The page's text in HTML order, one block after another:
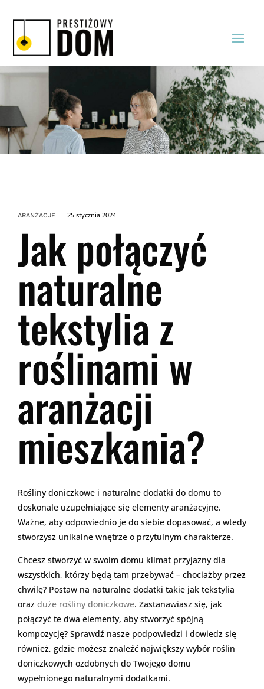
ARANŻACJE 25 stycznia 2024
Jak połączyć
naturalne
tekstylia z
roślinami w
aranżacji
mieszkania?
Rośliny doniczkowe i naturalne dodatki do domu to
doskonale uzupełniające się elementy aranżacyjne.
Ważne, aby odpowiednio je do siebie dopasować, a wtedy
stworzysz unikalne wnętrze o przytulnym charakterze.
Chcesz stworzyć w swoim domu klimat przyjazny dla
wszystkich, którzy będą tam przebywać – chociażby przez
chwilę? Postaw na naturalne dodatki takie jak tekstylia
oraz duże rośliny doniczkowe. Zastanawiasz się, jak
połączyć te dwa elementy, aby stworzyć spójną
kompozycję? Sprawdź nasze podpowiedzi i dowiedz się
również, gdzie możesz znaleźć największy wybór roślin
doniczkowych ozdobnych do Twojego domu
wypełnionego naturalnymi dodatkami.